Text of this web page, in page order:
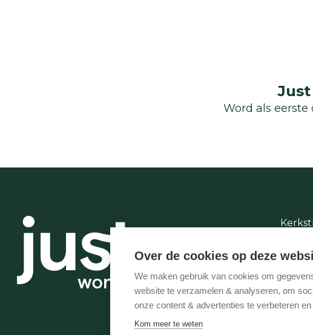
Just
Word als
Over de cookies op deze
We maken gebruik van cookies om
website te verzamelen & analyseren, om
onze content & advertenties te verbeteren
Kom meer te weten